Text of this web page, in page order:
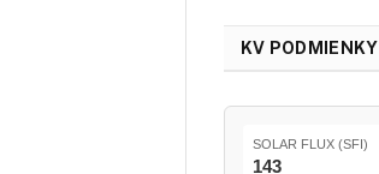
KV PODMIENKY
SOLAR FLUX (SFI)
143